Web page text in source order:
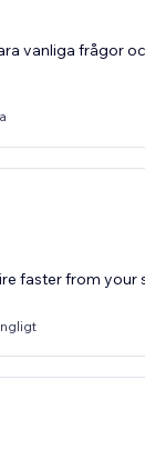
vanliga frågor
faster from your